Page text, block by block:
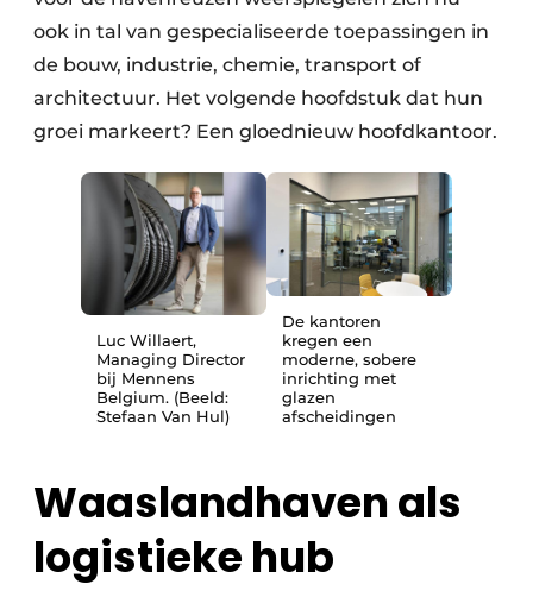
ook in tal van gespecialiseerde toepassingen in
de bouw, industrie, chemie, transport of
architectuur. Het volgende hoofdstuk dat hun
groei markeert? Een gloednieuw hoofdkantoor.
Luc Willaert,
Managing Director
bij Mennens
Belgium. (Beeld:
Stefaan Van Hul)
De kantoren
kregen een
moderne, sobere
inrichting met
glazen
afscheidingen
Waaslandhaven als
logistieke hub